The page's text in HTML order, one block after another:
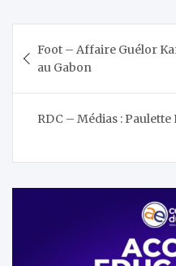
de
l’article
Foot – Affaire Guélor
au Gabon
RDC – Médias :